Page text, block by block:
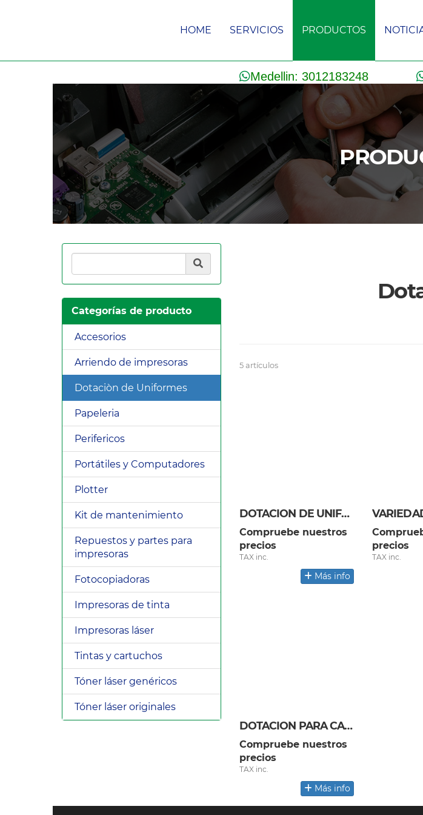
HOME SERVICIOS PRODUCTOS
Medellin: 3012183248
Product Search
Categorías de producto
Accesorios
Arriendo de impresoras
Dotaciòn de Uniformes
Papeleria
Perifericos
Portátiles y Computadores
Plotter
Kit de mantenimiento
Repuestos y partes para
impresoras
Fotocopiadoras
Impresoras de tinta
Impresoras láser
Tintas y cartuchos
Tóner láser genéricos
Tóner láser originales
5 artículos
DOTACION DE UNIFORMES
Compruebe nuestros
precios
TAX inc.
Más info
precios
TAX inc.
DOTACION PARA CABALLEROS
Compruebe nuestros
precios
TAX inc.
Más info